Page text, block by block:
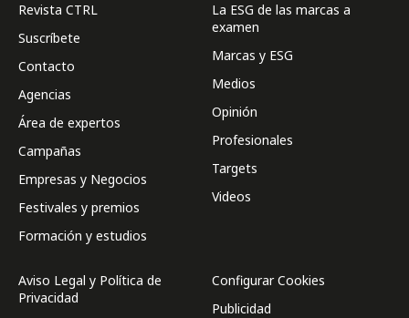
Revista CTRL
Suscríbete
Contacto
Agencias
Área de expertos
Campañas
Empresas y Negocios
Festivales y premios
Formación y estudios
La ESG de las marcas a
examen
Marcas y ESG
Medios
Opinión
Profesionales
Targets
Videos
Aviso Legal y Política de
Privacidad
Configurar Cookies
Publicidad